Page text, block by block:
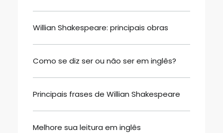
Willian Shakespeare: principais obras
Como se diz ser ou não ser em inglês?
Principais frases de Willian Shakespeare
Melhore sua leitura em inglês